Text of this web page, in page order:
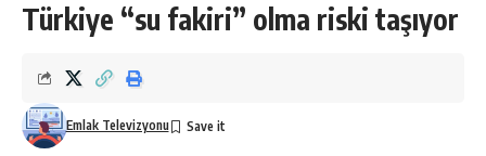
Türkiye “su fakiri” olma riski taşıyor
Emlak Televizyonu